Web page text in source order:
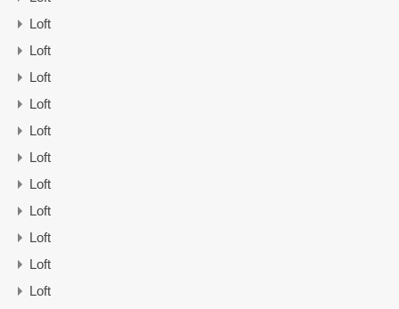
Loft
Loft
Loft
Loft
Loft
Loft
Loft
Loft
Loft
Loft
Loft